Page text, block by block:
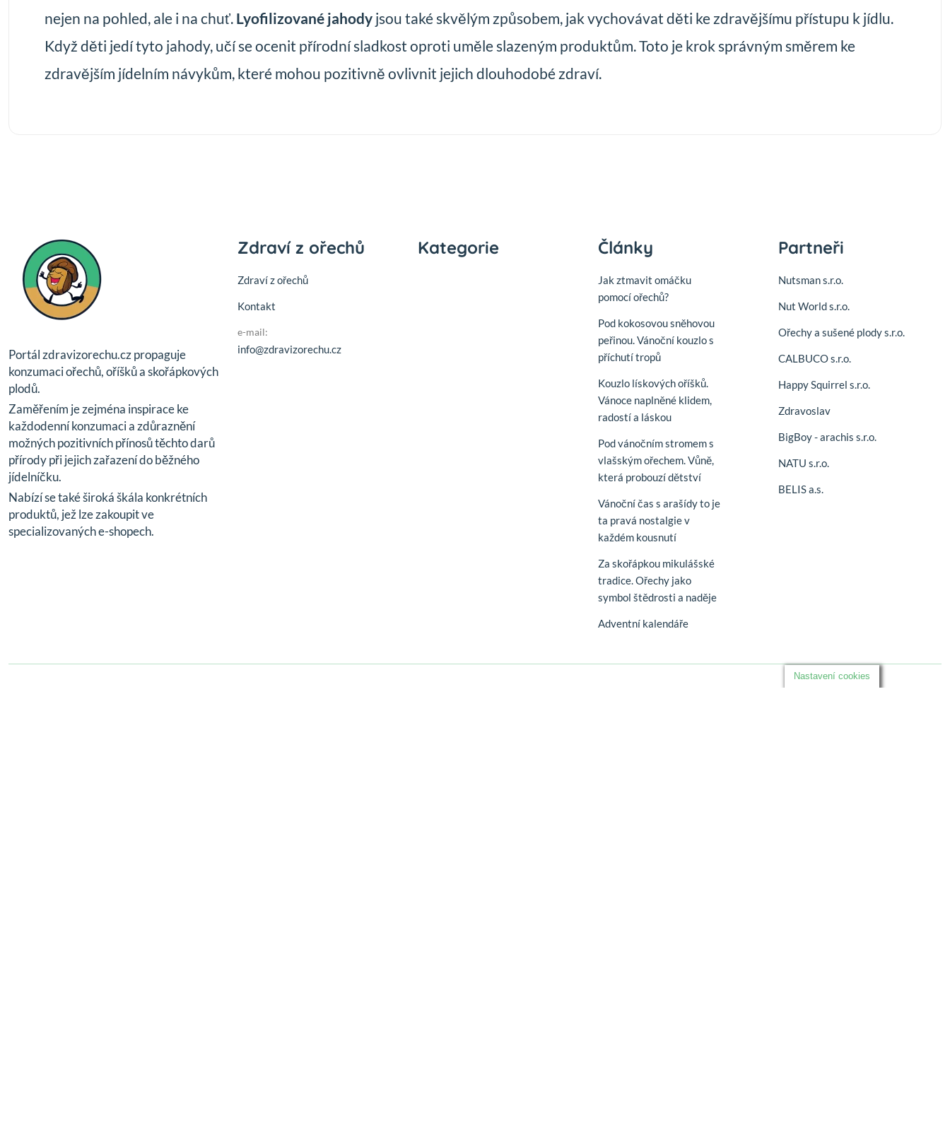
nejen na pohled, ale i na chuť.Lyofilizované jahodyjsou také skvělým způsobem, jak vychovávat děti ke zdravějšímu přístupu k jídlu.
Když děti jedí tyto jahody, učí se ocenit přírodní sladkost oproti uměle slazeným produktům. Toto je krok správným směrem ke
zdravějším jídelním návykům, které mohou pozitivně ovlivnit jejich dlouhodobé zdraví.
Portál zdravizorechu.cz propaguje
konzumaci ořechů, oříšků a skořápkových
plodů.
Zaměřením je zejména inspirace ke
každodenní konzumaci a zdůraznění
možných pozitivních přínosů těchto darů
přírody při jejich zařazení do běžného
jídelníčku.
Nabízí se také široká škála konkrétních
produktů, jež lze zakoupit ve
specializovaných e-shopech.
Zdraví z ořechů
Zdraví z ořechů
Kontakt
e-mail:
info@zdravizorechu.cz
Kategorie Články
Jak ztmavit omáčku
pomocí ořechů?
Pod kokosovou sněhovou
peřinou. Vánoční kouzlo s
příchutí tropů
Kouzlo lískových oříšků.
Vánoce naplněné klidem,
radostí a láskou
Pod vánočním stromem s
vlašským ořechem. Vůně,
která probouzí dětství
Vánoční čas s arašídy to je
ta pravá nostalgie v
každém kousnutí
Za skořápkou mikulášské
tradice. Ořechy jako
symbol štědrosti a naděje
Adventní kalendáře
Partneři
Nutsman s.r.o.
Nut World s.r.o.
Ořechy a sušené plody s.r.o.
CALBUCO s.r.o.
Happy Squirrel s.r.o.
Zdravoslav
BigBoy - arachis s.r.o.
NATU s.r.o.
BELIS a.s.
Nastavení cookies